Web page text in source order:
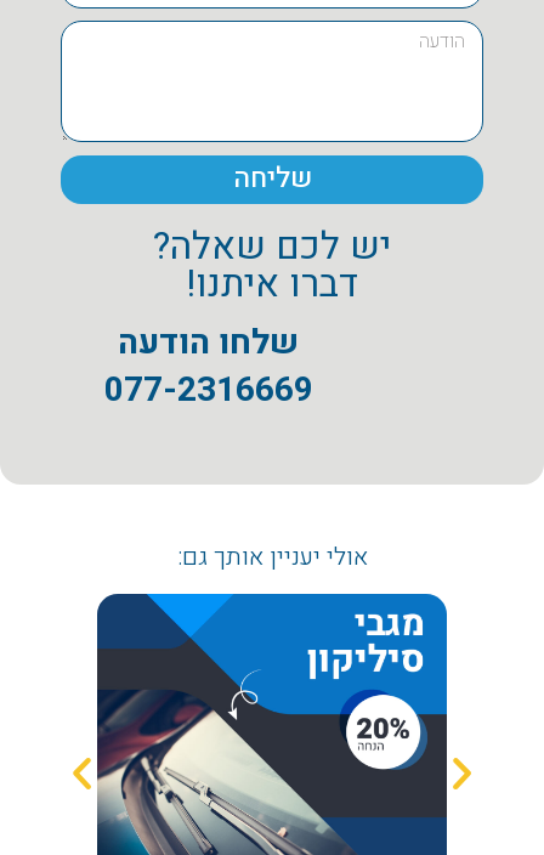
שליחה
יש לכם שאלה?
דברו איתנו!
שלחו הודעה
077-2316669
אולי יעניין אותך גם: